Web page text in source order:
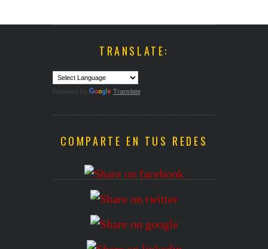
TRANSLATE:
Powered by Translate
COMPARTE EN TUS REDES